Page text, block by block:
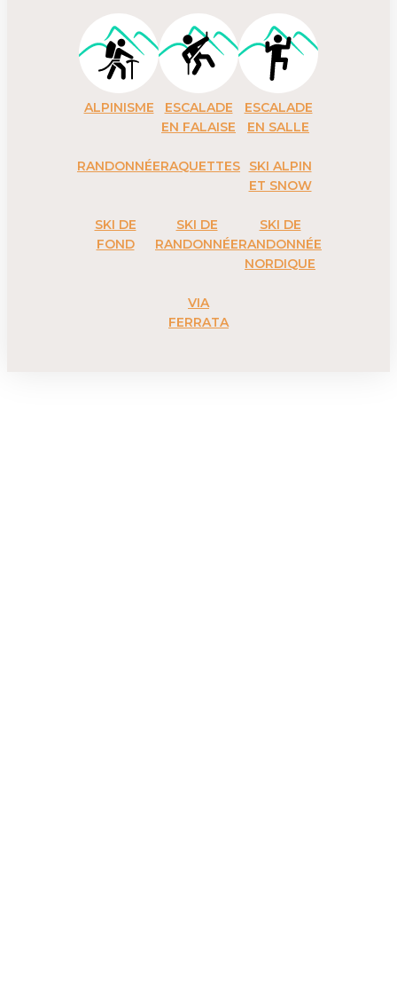
ALPINISME
ESCALADE
EN FALAISE
ESCALADE
EN SALLE
RANDONNÉERAQUETTES
SKI ALPIN
ET SNOW
SKI DE
FOND
SKI DE
RANDONNÉE
SKI DE
RANDONNÉE
NORDIQUE
VIA
FERRATA